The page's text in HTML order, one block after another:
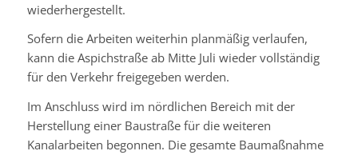
wiederhergestellt.
Sofern die Arbeiten weiterhin planmäßig verlaufen,
kann die Aspichstraße ab Mitte Juli wieder vollständig
für den Verkehr freigegeben werden.
Im Anschluss wird im nördlichen Bereich mit der
Herstellung einer Baustraße für die weiteren
Kanalarbeiten begonnen. Die gesamte Baumaßnahme